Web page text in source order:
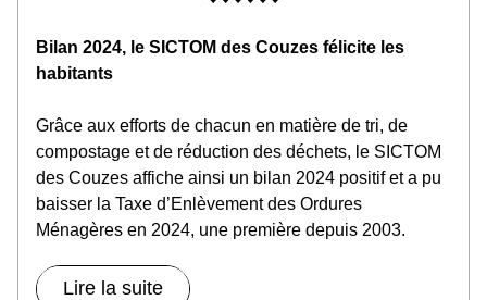
Bilan 2024, le SICTOM des Couzes félicite les
habitants
Grâce aux efforts de chacun en matière de tri, de
compostage et de réduction des déchets, le SICTOM
des Couzes affiche ainsi un bilan 2024 positif et a pu
baisser la Taxe d’Enlèvement des Ordures
Ménagères en 2024, une première depuis 2003.
Lire la suite